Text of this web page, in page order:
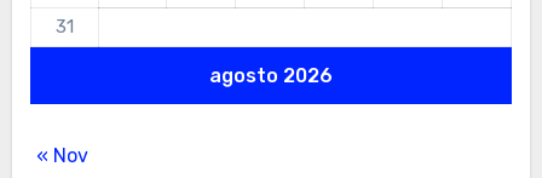
agosto 2026
31
« Nov